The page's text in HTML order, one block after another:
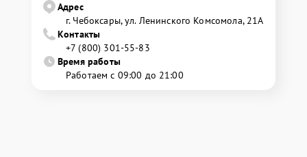
Адрес
г. Чебоксары, ул. Ленинского Комсомола, 21А
Контакты
+7 (800) 301-55-83
Время работы
Работаем с 09:00 до 21:00